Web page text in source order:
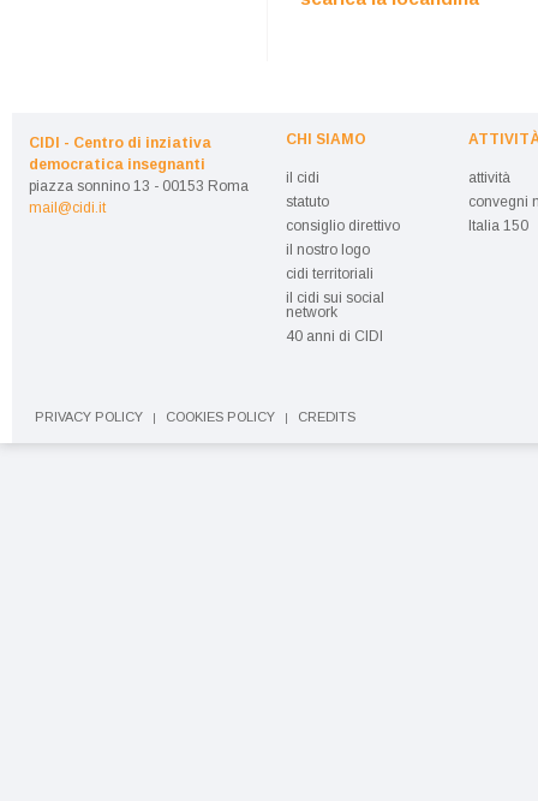
CIDI - Centro di inziativa
democratica insegnanti
piazza sonnino 13 - 00153 Roma
mail@cidi.it
CHI SIAMO
il cidi
statuto
consiglio direttivo
il nostro logo
cidi territoriali
il cidi sui social
network
40 anni di CIDI
attività
convegni
Italia 150
PRIVACY POLICY COOKIES POLICY CREDITS